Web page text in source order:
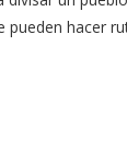
pueden hacer